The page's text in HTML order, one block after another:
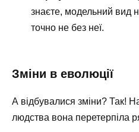
знаєте, модельний
точно не без неї.
Зміни в еволюції
А відбувалися зміни? Так!
людства вона перетерпіла